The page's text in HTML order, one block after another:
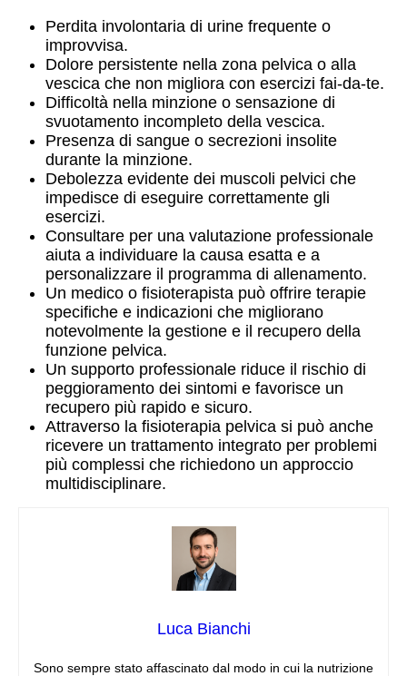
Perdita involontaria di urine frequente o
improvvisa.
Dolore persistente nella zona pelvica o alla
vescica che non migliora con esercizi fai-da-te.
Difficoltà nella minzione o sensazione di
svuotamento incompleto della vescica.
Presenza di sangue o secrezioni insolite
durante la minzione.
Debolezza evidente dei muscoli pelvici che
impedisce di eseguire correttamente gli
esercizi.
Consultare per una valutazione professionale
aiuta a individuare la causa esatta e a
personalizzare il programma di allenamento.
Un medico o fisioterapista può offrire terapie
specifiche e indicazioni che migliorano
notevolmente la gestione e il recupero della
funzione pelvica.
Un supporto professionale riduce il rischio di
peggioramento dei sintomi e favorisce un
recupero più rapido e sicuro.
Attraverso la fisioterapia pelvica si può anche
ricevere un trattamento integrato per problemi
più complessi che richiedono un approccio
multidisciplinare.
Luca Bianchi
Sono sempre stato affascinato dal modo in cui la nutrizione